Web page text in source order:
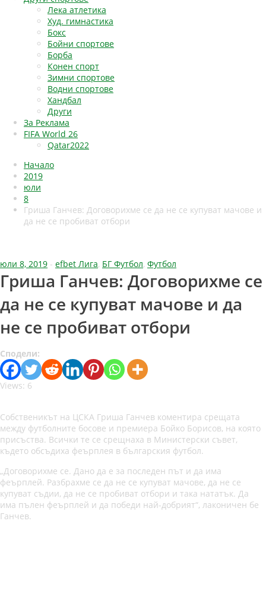
Лека атлетика
Худ. гимнастика
Бокс
Бойни спортове
Борба
Конен спорт
Зимни спортове
Водни спортове
Хандбал
Други
За Реклама
FIFA World 26
Qatar2022
Начало
2019
юли
8
Гриша Ганчев: Договорихме се да не се купуват мачове и
да не се пробиват отбори
юли 8, 2019 - efbet Лига, БГ Футбол, Футбол
Гриша Ганчев: Договорихме се
да не се купуват мачове и да
не се пробиват отбори
Сподели:
Views: 6
Собственикът на ЦСКА Гриша Ганчев коментира срещата
между футболните босове и премиера Бойко Борисов, на която
присъства. Всички те се срещнаха в Министерски съвет,
където обсъдиха феърплея в българския футбол.
„Договорихме се. Дано да е за последен път и да има
феърплей. Разбрахме се да не се купуват мачове, да не се
купуват съдии, да не се пробиват отбори и така нататък. Да
има пълен феърплей и да победи най-добрият“, лаконичен бе
Ганчев.